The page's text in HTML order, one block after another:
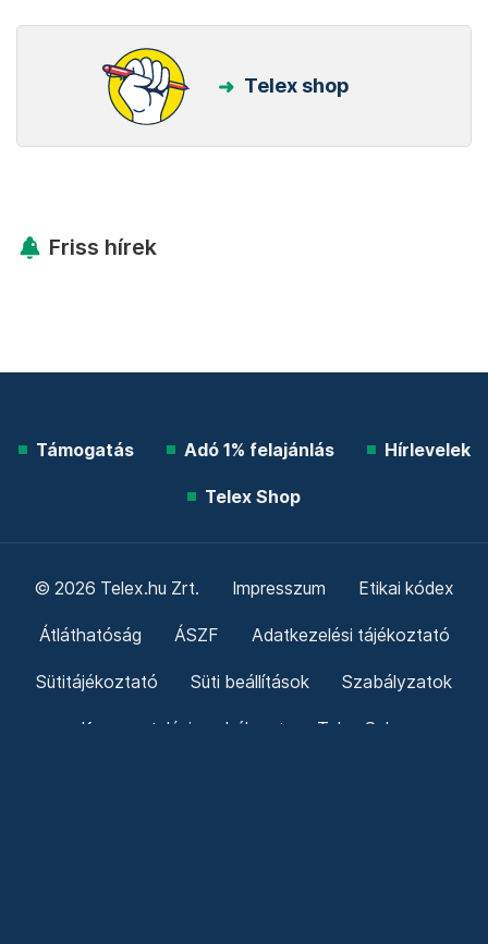
Telex shop
Friss hírek
Támogatás Adó 1% felajánlás Hírlevelek
Telex Shop
© 2026 Telex.hu Zrt. Impresszum Etikai kódex
Átláthatóság ÁSZF Adatkezelési tájékoztató
Sütitájékoztató Süti beállítások Szabályzatok
Kommentelési szabályzat Telex Sales